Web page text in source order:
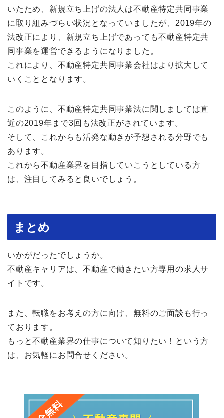
いたため、新規立ち上げの法人は不動産特定共同事業
に取り組みづらい状況となっていましたが、2019年の
法改正により、新規立ち上げであっても不動産特定共
同事業を運営できるようになりました。
これにより、不動産特定共同事業会社はより拡大して
いくこととなります。
このように、不動産特定共同事業法に関しましては直
近の2019年まで3回も法改正がされています。
そして、これからも活発な動きが予想される分野でも
あります。
これから不動産業界を目指していこうとしている方
は、注目してみると良いでしょう。
まとめ
いかがだったでしょうか。
不動産キャリアは、不動産で働きたい方専用の求人サ
イトです。
また、転職をお考えの方に向け、無料のご面談も行っ
ております。
もっと不動産業界の仕事について知りたい！という方
は、お気軽にお問合せください。